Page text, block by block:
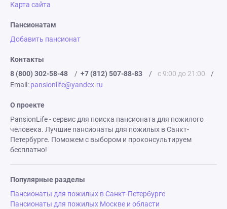
Карта сайта
Пансионатам
Добавить пансионат
Контакты
8 (800) 302-58-48
/ +7 (812) 507-88-83 / с 9:00 до 21:00
/
Email: pansionlife@yandex.ru
О проекте
PansionLife - сервис для поиска пансионата для пожилого
человека. Лучшие пансионаты для пожилых в Санкт-
Петербурге. Поможем с выбором и проконсультируем
бесплатно!
Популярные разделы
Пансионаты для пожилых в Санкт-Петербурге
Пансионаты для пожилых Москве и области